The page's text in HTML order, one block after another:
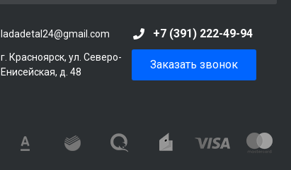
ladadetal24@gmail.com +7 (391) 222-49-94
г. Красноярск, ул. Северо-
Енисейская, д. 48
Заказать звонок